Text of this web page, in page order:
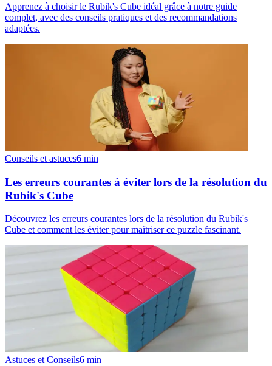
Apprenez à choisir le Rubik's Cube idéal grâce à notre guide
complet, avec des conseils pratiques et des recommandations
adaptées.
Conseils et astuces6 min
Les erreurs courantes à éviter lors de la résolution du
Rubik's Cube
Découvrez les erreurs courantes lors de la résolution du Rubik's
Cube et comment les éviter pour maîtriser ce puzzle fascinant.
Astuces et Conseils6 min